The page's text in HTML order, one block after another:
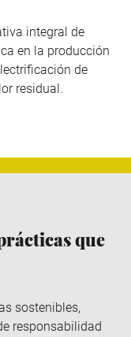
integral de
en la producción
de
residual.
que
sostenibles,
responsabilidad